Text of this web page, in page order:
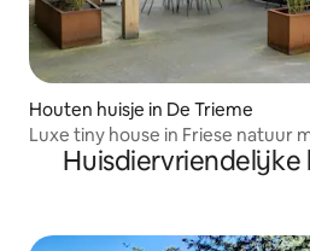
Houten huisje in De Trieme
Luxe tiny house in Friese natuur
Huisdiervriendelijke